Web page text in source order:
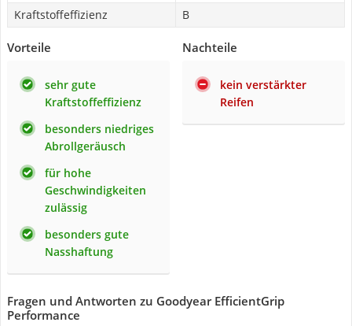
Kraftstoffeffizienz
B
Vorteile
sehr gute
Kraftstoffeffizienz
besonders niedriges
Abrollgeräusch
für hohe
Geschwindigkeiten
zulässig
besonders gute
Nasshaftung
Nachteile
kein verstärkter
Reifen
Fragen und Antworten zu Goodyear EfficientGrip
Performance